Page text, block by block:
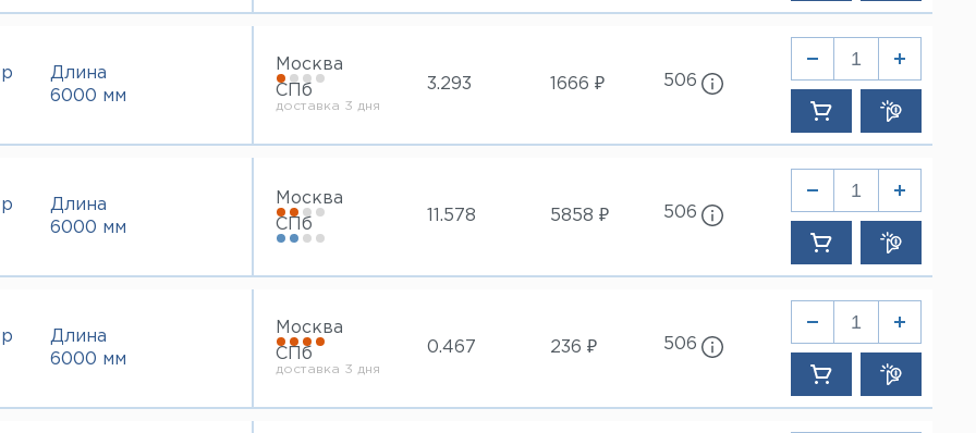
Длина
6000 мм
Москва
СПб
доставка 3 дня
3.293 1666 ₽ 506
Длина
6000 мм
Москва
СПб
11.578 5858 ₽ 506
Длина
6000 мм
Москва
СПб
доставка 3 дня
0.467 236 ₽ 506